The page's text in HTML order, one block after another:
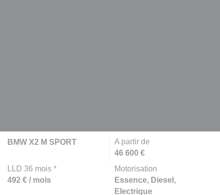
BMW X2 M SPORT
A partir de
46 600 €
LLD 36 mois *
492 € / mois
Motorisation
Essence, Diesel,
Electrique